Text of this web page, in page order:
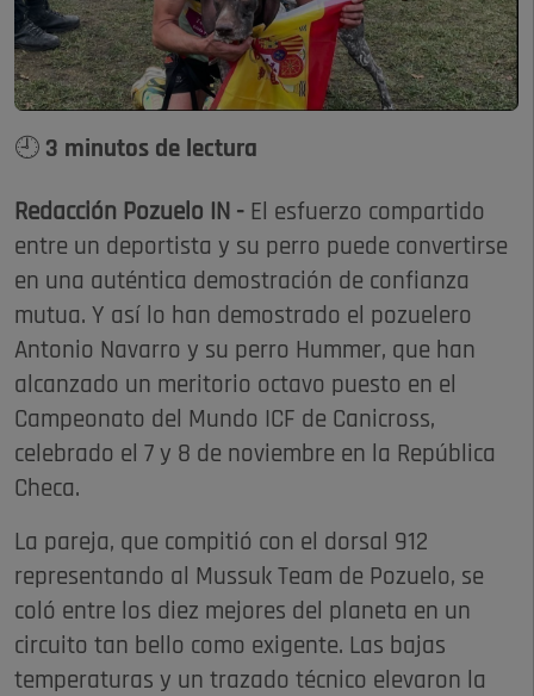
🕘 3 minutos de lectura
Redacción Pozuelo IN - El esfuerzo compartido
entre un deportista y su perro puede convertirse
en una auténtica demostración de confianza
mutua. Y así lo han demostrado el pozuelero
Antonio Navarro y su perro Hummer, que han
alcanzado un meritorio octavo puesto en el
Campeonato del Mundo ICF de Canicross,
celebrado el 7 y 8 de noviembre en la República
Checa.
La pareja, que compitió con el dorsal 912
representando al Mussuk Team de Pozuelo, se
coló entre los diez mejores del planeta en un
circuito tan bello como exigente. Las bajas
temperaturas y un trazado técnico elevaron la